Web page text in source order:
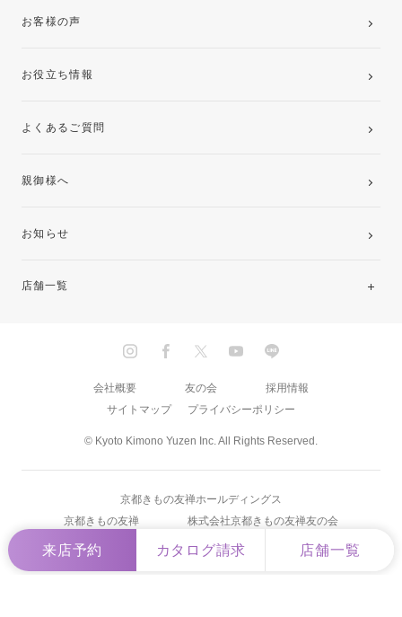
来店予約 カタログ請求 店舗一覧
お客様の声
お役立ち情報
よくあるご質問
親御様へ
お知らせ
店舗一覧
九州
© Kyoto Kimono Yuzen Inc. All Rights Reserved.
会社概要 友の会
採用情報
サイトマップ
プライバシーポリシー
京都きもの友禅ホールディングス
京都きもの友禅
株式会社京都きもの友禅友の会